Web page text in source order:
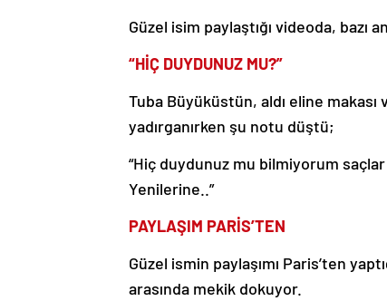
Güzel isim paylaştığı videoda, bazı
“HİÇ DUYDUNUZ MU?”
Tuba Büyüküstün, aldı eline makası
yadırganırken şu notu düştü;
“Hiç duydunuz mu bilmiyorum
Yenilerine..”
PAYLAŞIM PARİS’TEN
Güzel ismin paylaşımı Paris’ten
arasında mekik dokuyor.